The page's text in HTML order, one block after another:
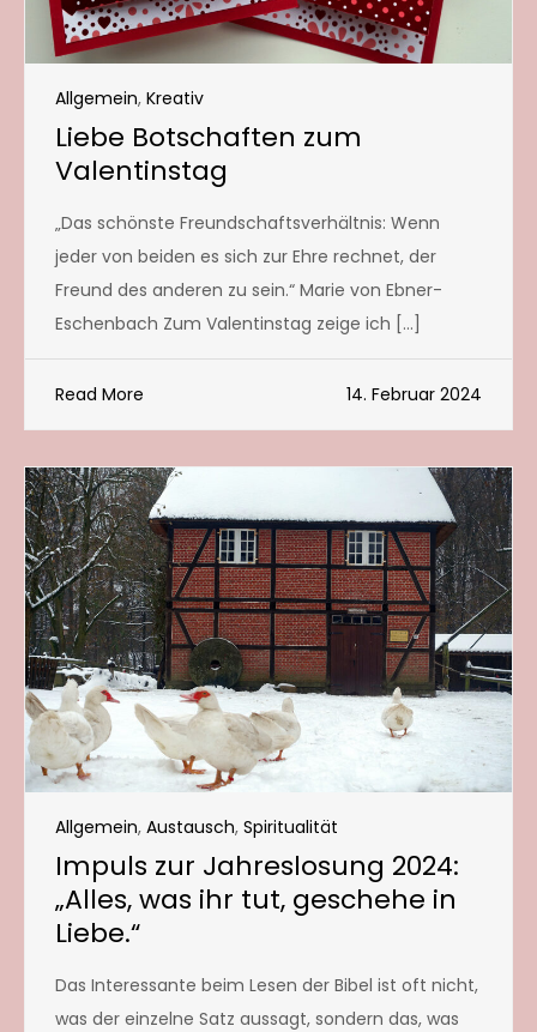
Allgemein, Kreativ
Liebe Botschaften zum
Valentinstag
„Das schönste Freundschaftsverhältnis: Wenn
jeder von beiden es sich zur Ehre rechnet, der
Freund des anderen zu sein.“ Marie von Ebner-
Eschenbach Zum Valentinstag zeige ich […]
Read More 14. Februar 2024
Allgemein, Austausch, Spiritualität
Impuls zur Jahreslosung 2024:
„Alles, was ihr tut, geschehe in
Liebe.“
Das Interessante beim Lesen der Bibel ist oft nicht,
was der einzelne Satz aussagt, sondern das, was